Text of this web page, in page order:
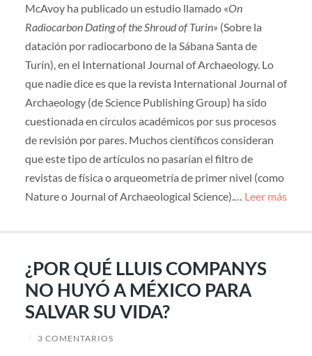
McAvoy ha publicado un estudio llamado «On
Radiocarbon Dating of the Shroud of Turin» (Sobre la
datación por radiocarbono de la Sábana Santa de
Turín), en el International Journal of Archaeology. Lo
que nadie dice es que la revista International Journal of
Archaeology (de Science Publishing Group) ha sido
cuestionada en círculos académicos por sus procesos
de revisión por pares. Muchos científicos consideran
que este tipo de artículos no pasarían el filtro de
revistas de física o arqueometría de primer nivel (como
Nature o Journal of Archaeological Science).… Leer más
¿POR QUÉ LLUIS COMPANYS
NO HUYÓ A MÉXICO PARA
SALVAR SU VIDA?
/ 3 COMENTARIOS